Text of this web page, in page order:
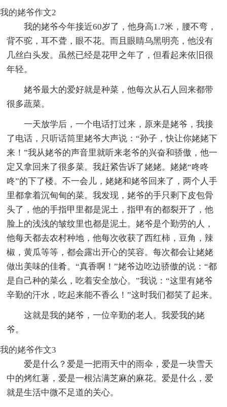
我的姥爷作文2
我的姥爷今年接近60岁了，他身高1.7米，腰不弯，
背不驼，耳不聋，眼不花。而且眼睛乌黑明亮，他没有
几丝白头发。虽然已经是花甲之年了，但看起来依旧很
年轻。
姥爷最大的爱好就是种菜，他每次从石人回来都带
很多蔬菜。
一天放学后，一个电话打过来，原来是姥爷，我接
了电话，只听话筒里姥爷大声说：“孙子，快让你姥姥下
来！”我从姥爷的声音里就听来老爷的兴奋和骄傲，他一
定又拿回来了很多菜。我赶紧告诉了姥姥。姥姥“咚咚
咚”的下了楼。不一会儿，姥姥和姥爷回来了，两个人手
里都拿着沉甸甸的菜。我发现，姥爷的手只剩下皮包骨
头了，他的手指甲里都是泥土，指甲有的都裂开了，他
脸上的浅浅的皱纹里也都是泥土。姥爷是个勤劳的人，
他每天都去农村种地，他每次收获了西红柿，豆角，辣
椒，黄瓜等等，都会露出开心的笑容。每次都会让姥姥
做出美味的佳肴。“真香啊！”姥爷边吃边骄傲的说：“都
是自己种的菜么，吃着安全放心。”我说：“这里有姥爷
辛勤的汗水，吃起来能不香么！”这时我们都笑了起来。
这就是我的姥爷，一位辛勤的老人。我爱我的姥
爷。
我的姥爷作文3
爱是什么？爱是一把雨天中的雨伞，爱是一块雪天
中的烤红薯，爱是一根沾满芝麻的麻花。爱是什么，爱
就是生活中微不足道的关心。